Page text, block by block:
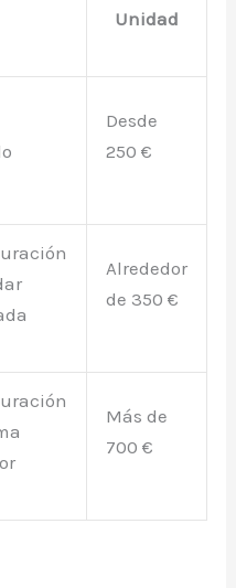
Unidad
Desde
250 €
Alrededor
de 350 €
Más de
700 €